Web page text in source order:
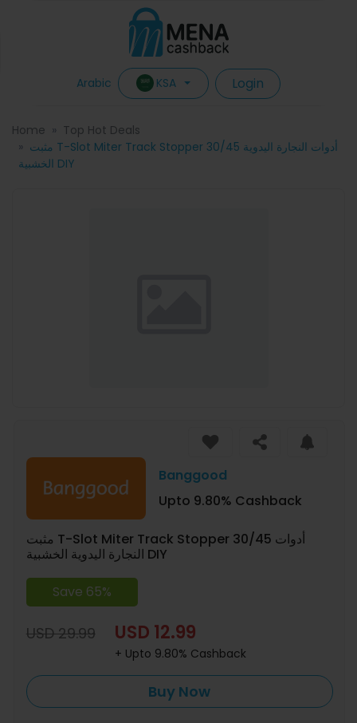
Arabic KSA Login
Home
Top Hot Deals
مثبت T-Slot Miter Track Stopper 30/45 أدوات النجارة اليدوية
الخشبية DIY
Banggood
Upto 9.80% Cashback
مثبت T-Slot Miter Track Stopper 30/45 أدوات
النجارة اليدوية الخشبية DIY
Save 65%
USD 29.99 USD 12.99
+ Upto 9.80% Cashback
Buy Now